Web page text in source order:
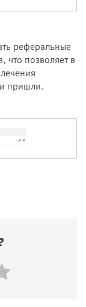
реферальные
что позволяет в
пришли.